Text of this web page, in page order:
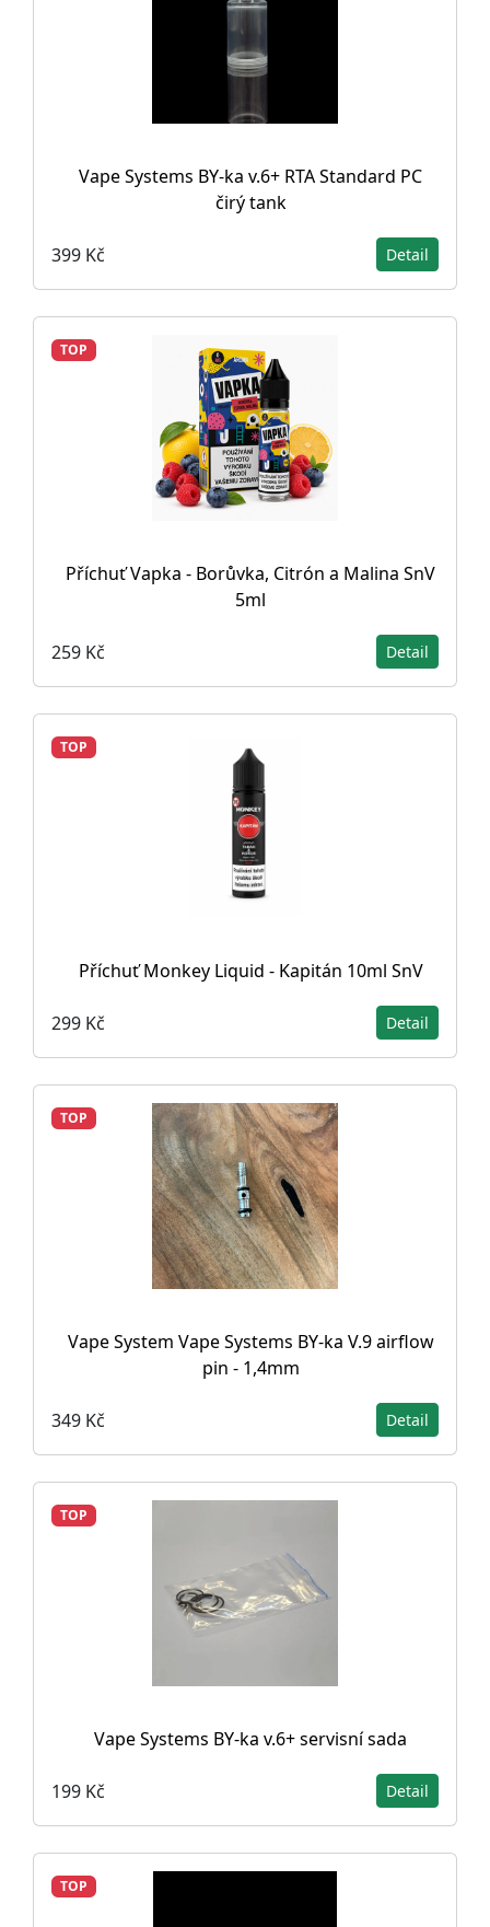
Vape Systems BY-ka v.6+ RTA Standard PC
čirý tank
399 Kč Detail
TOP
Příchuť Vapka - Borůvka, Citrón a Malina SnV
5ml
259 Kč Detail
TOP
Příchuť Monkey Liquid - Kapitán 10ml SnV
299 Kč Detail
TOP
Vape System Vape Systems BY-ka V.9 airflow
pin - 1,4mm
349 Kč Detail
TOP
Vape Systems BY-ka v.6+ servisní sada
199 Kč Detail
TOP